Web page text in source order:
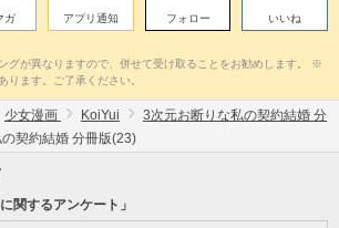
ガ アプリ通知 フォロー いいね
グが異なりますので、併せて受け取ることをお勧めします。 ※
ります。ご了承ください。
少女漫画 KoiYui
3次元お断りな私の契約結婚 分
契約結婚 分冊版(23)
関するアンケート」